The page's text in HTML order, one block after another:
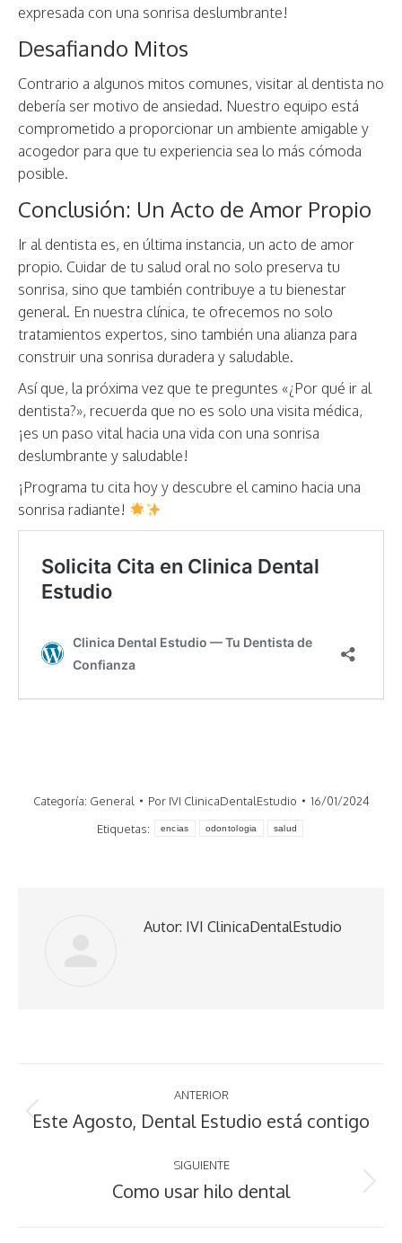
expresada con una sonrisa deslumbrante!
Desafiando Mitos
Contrario a algunos mitos comunes, visitar al dentista no
debería ser motivo de ansiedad. Nuestro equipo está
comprometido a proporcionar un ambiente amigable y
acogedor para que tu experiencia sea lo más cómoda
posible.
Conclusión: Un Acto de Amor Propio
Ir al dentista es, en última instancia, un acto de amor
propio. Cuidar de tu salud oral no solo preserva tu
sonrisa, sino que también contribuye a tu bienestar
general. En nuestra clínica, te ofrecemos no solo
tratamientos expertos, sino también una alianza para
construir una sonrisa duradera y saludable.
Así que, la próxima vez que te preguntes «¿Por qué ir al
dentista?», recuerda que no es solo una visita médica,
¡es un paso vital hacia una vida con una sonrisa
deslumbrante y saludable!
¡Programa tu cita hoy y descubre el camino hacia una
sonrisa radiante!
Categoría: General Por IVI ClinicaDentalEstudio
16/01/2024
Etiquetas:
encias odontologia salud
Autor: IVI ClinicaDentalEstudio
Navegación
entre
publicaciones
ANTERIOR
Publicación
Este Agosto, Dental Estudio está contigo
SIGUIENTE
Publicación
Como usar hilo dental